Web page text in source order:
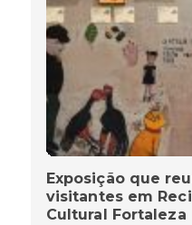
Exposição que
visitantes em
Cultural Fortaleza